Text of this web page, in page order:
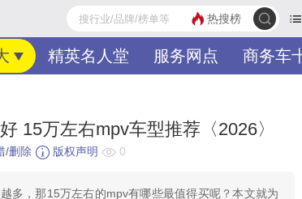
热搜榜
精英名人堂 服务网点 商务车
15万左右mpv车型推荐〈2026〉
/删除 版权声明 0
多，那15万左右的mpv有哪些最值得买呢？本文就为